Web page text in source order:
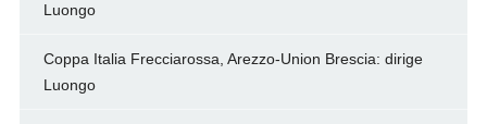
Luongo
Coppa Italia Frecciarossa, Arezzo-Union Brescia: dirige
Luongo